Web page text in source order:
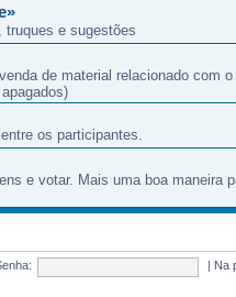
e sugestões
de material relacionado com
os participantes.
e votar. Mais uma boa maneira
Na